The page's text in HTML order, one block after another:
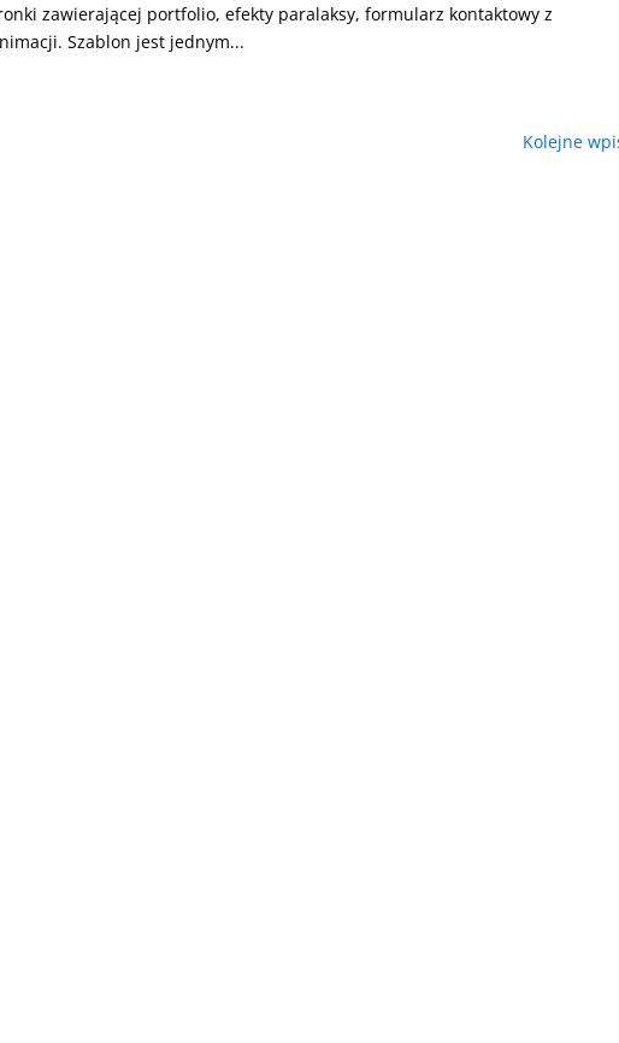
zawierającej portfolio, efekty paralaksy, formularz kontaktowy z
Szablon jest jednym...
Kolejne